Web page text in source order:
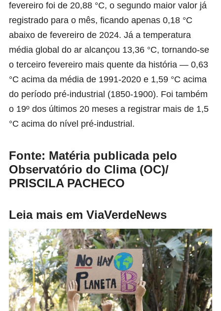
fevereiro foi de 20,88 °C, o segundo maior valor já
registrado para o mês, ficando apenas 0,18 °C
abaixo de fevereiro de 2024. Já a temperatura
média global do ar alcançou 13,36 °C, tornando-se
o terceiro fevereiro mais quente da história — 0,63
°C acima da média de 1991-2020 e 1,59 °C acima
do período pré-industrial (1850-1900). Foi também
o 19º dos últimos 20 meses a registrar mais de 1,5
°C acima do nível pré-industrial.
Fonte: Matéria publicada pelo
Observatório do Clima (OC)/
PRISCILA PACHECO
Leia mais em ViaVerdeNews